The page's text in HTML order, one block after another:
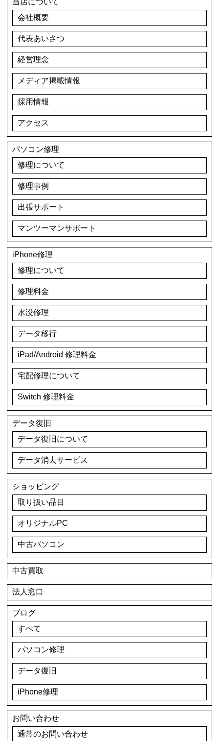
当店について
会社概要
代表あいさつ
経営理念
メディア掲載情報
採用情報
アクセス
パソコン修理
修理について
修理事例
出張サポート
マンツーマンサポート
iPhone修理
修理について
修理料金
水没修理
データ移行
iPad/Android 修理料金
宅配修理について
Switch 修理料金
データ復旧
データ復旧について
データ消去サービス
ショッピング
取り扱い品目
オリジナルPC
中古パソコン
中古買取
法人窓口
ブログ
すべて
パソコン修理
データ復旧
iPhone修理
お問い合わせ
通常のお問い合わせ